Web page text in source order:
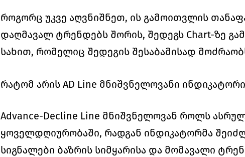
როგორც უკვე აღვნიშნეთ, ის გამოითვლის
დაღმავალ ტრენდებს შორის, შედეგს Chart-ზე
სახით, რომელიც შედეგის შესაბამისად
რატომ არის AD Line მნიშვნელოვანი
Advance-Decline Line მნიშვნელოვან როლს
ყოველდღიურობაში, რადგან ინდიკატორმა
სიგნალები ბაზრის სიმყარისა და მომავალი